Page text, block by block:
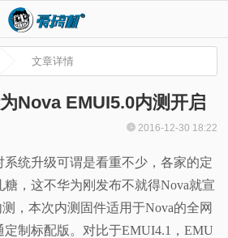
文章详情
Nova EMUI5.0内测开启
2016-12-30 18:22
统升级可谓是看重不少，各家的定
，这不华为刚发布不就得Nova就宣
，本次内测固件适用于Nova的全网
制标配版。对比于EMUI4.1，EMU